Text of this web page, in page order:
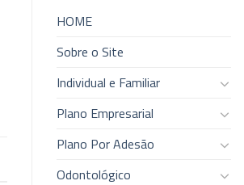
HOME
Sobre o Site
Individual e Familiar
Plano Empresarial
Plano Por Adesão
Odontológico